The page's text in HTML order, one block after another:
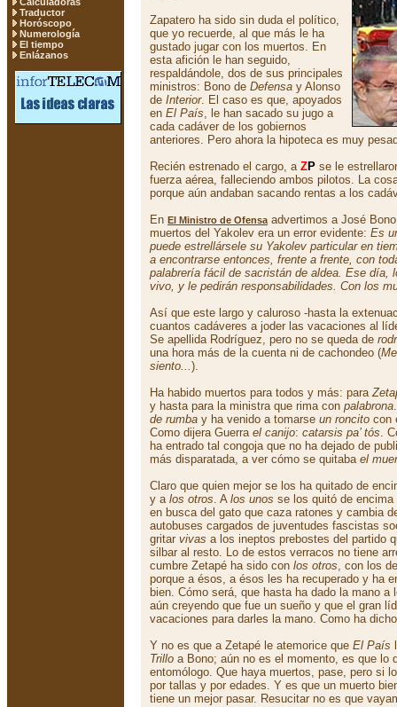
Traductor
Horóscopo
Numerología
El tiempo
Enlázanos
Zapatero ha sido sin duda el político,
que yo recuerde, al que más le ha
gustado jugar con los muertos. En
esta afición le han seguido,
respaldándole, dos de sus principales
ministros: Bono de Defensa y Alonso
de Interior. El caso es que, apoyados
en El País, le han sacado su jugo a
cada cadáver de los gobiernos
anteriores. Pero ahora la hipoteca es muy
Recién estrenado el cargo, a ZP se le
fuerza aérea, falleciendo ambos pilotos. La
porque aún andaban sacando rentas a los
En El Ministro de Ofensaadvertimos a José
muertos del Yakolev era un error evidente: Es
puede estrellársele su Yakolev particular en
a encontrarse entonces, frente a frente, con
palabrería fácil de sacristán de aldea. Ese día,
vivo, y le pedirán responsabilidades. Con los
Así que este largo y caluroso -hasta la
cuantos cadáveres a joder las vacaciones al
Se apellida Rodríguez, pero no se queda de
una hora más de la cuenta ni de cachondeo (
siento...).
Ha habido muertos para todos y más: para
y hasta para la ministra que rima con palabrona
de rumba y ha venido a tomarse un roncito con
Como dijera Guerra el canijo: catarsis pa’ tós.
ha entrado tal congoja que no ha dejado de
más disparatada, a ver cómo se quitaba el
Claro que quien mejor se los ha quitado de
y a los otros. A los unos se los quitó de encima
en busca del gato que caza ratones y cambia
autobuses cargados de juventudes fascistas
gritar vivas a los ineptos prebostes del partido
silbar al resto. Lo de estos verracos no tiene
cumbre Zetapé ha sido con los otros, con los
porque a ésos, a ésos les ha recuperado y ha
bien. Cómo será, que hasta ha dado la mano
aún creyendo que fue un sueño y que el gran
vacaciones para darles la mano. Como ha
Y no es que a Zetapé le atemorice que El País
Trillo a Bono; aún no es el momento, es que lo
entomólogo. Que haya muertos, pase, pero si
por tallas y por edades. Y es que un muerto
tiene un mejor pasar. Resucitar no es que